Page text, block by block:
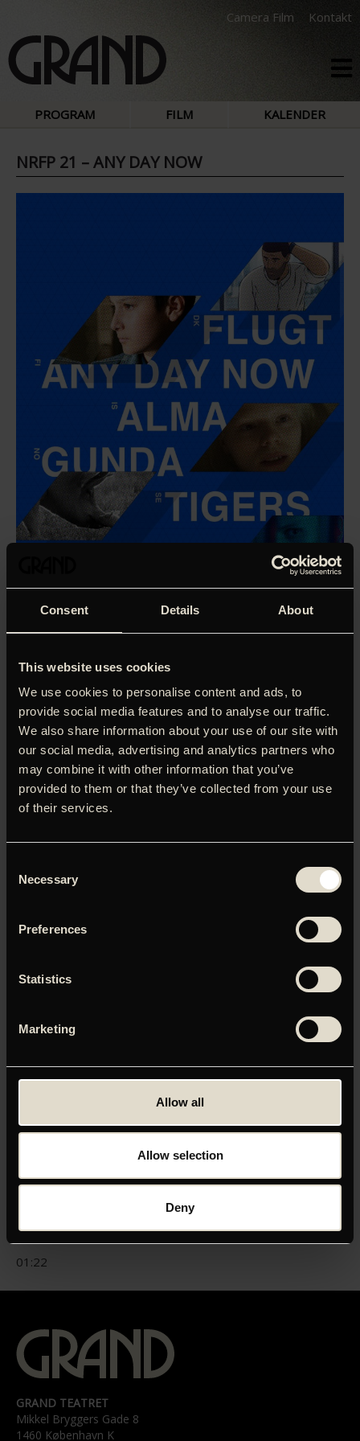
Consent Details About
This website uses cookies
We use cookies to personalise content and ads, to
provide social media features and to analyse our traffic.
We also share information about your use of our site with
our social media, advertising and analytics partners who
may combine it with other information that you’ve
provided to them or that they’ve collected from your use
of their services.
Selection
Necessary
Preferences
Statistics
Marketing
Allow all
Allow selection
Deny
Camera Film Kontakt
PROGRAM FILM KALENDER
NRFP 21 – ANY DAY NOW
‘Carries a strong emotional resonance.’Screen
International
Den 13-årige Ramin Mehdipour og hans iranske familie bor
på et flygtningecenter i Finland. Netop som Ramin har fået
sommerferie fra sin skole, modtager familien Mehdipour
den forfærdelige nyhed, at deres asylansøgning er blevet
Ramin begynder på det nye skoleår, vil hvert øjeblik og
hvert venskab være mere dyrebart end nogensinde før.
Du skal tillade marketing-cookies for at kunne se denne
LÆNGDE
01:22
GRAND TEATRET
Mikkel Bryggers Gade 8
1460 København K